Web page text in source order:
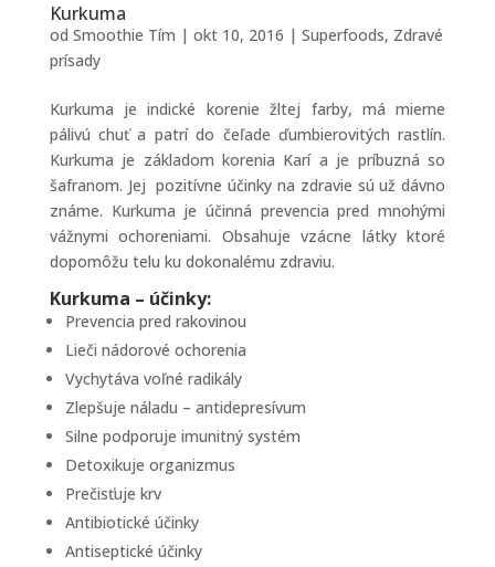
Kurkuma
od Smoothie Tím | okt 10, 2016 | Superfoods, Zdravé
prísady
Kurkuma je indické korenie žltej farby, má mierne
pálivú chuť a patrí do čeľade ďumbierovitých rastlín.
Kurkuma je základom korenia Karí a je príbuzná so
šafranom. Jej pozitívne účinky na zdravie sú už dávno
známe. Kurkuma je účinná prevencia pred mnohými
vážnymi ochoreniami. Obsahuje vzácne látky ktoré
dopomôžu telu ku dokonalému zdraviu.
Kurkuma – účinky:
Prevencia pred rakovinou
Lieči nádorové ochorenia
Vychytáva voľné radikály
Zlepšuje náladu – antidepresívum
Silne podporuje imunitný systém
Detoxikuje organizmus
Prečisťuje krv
Antibiotické účinky
Antiseptické účinky